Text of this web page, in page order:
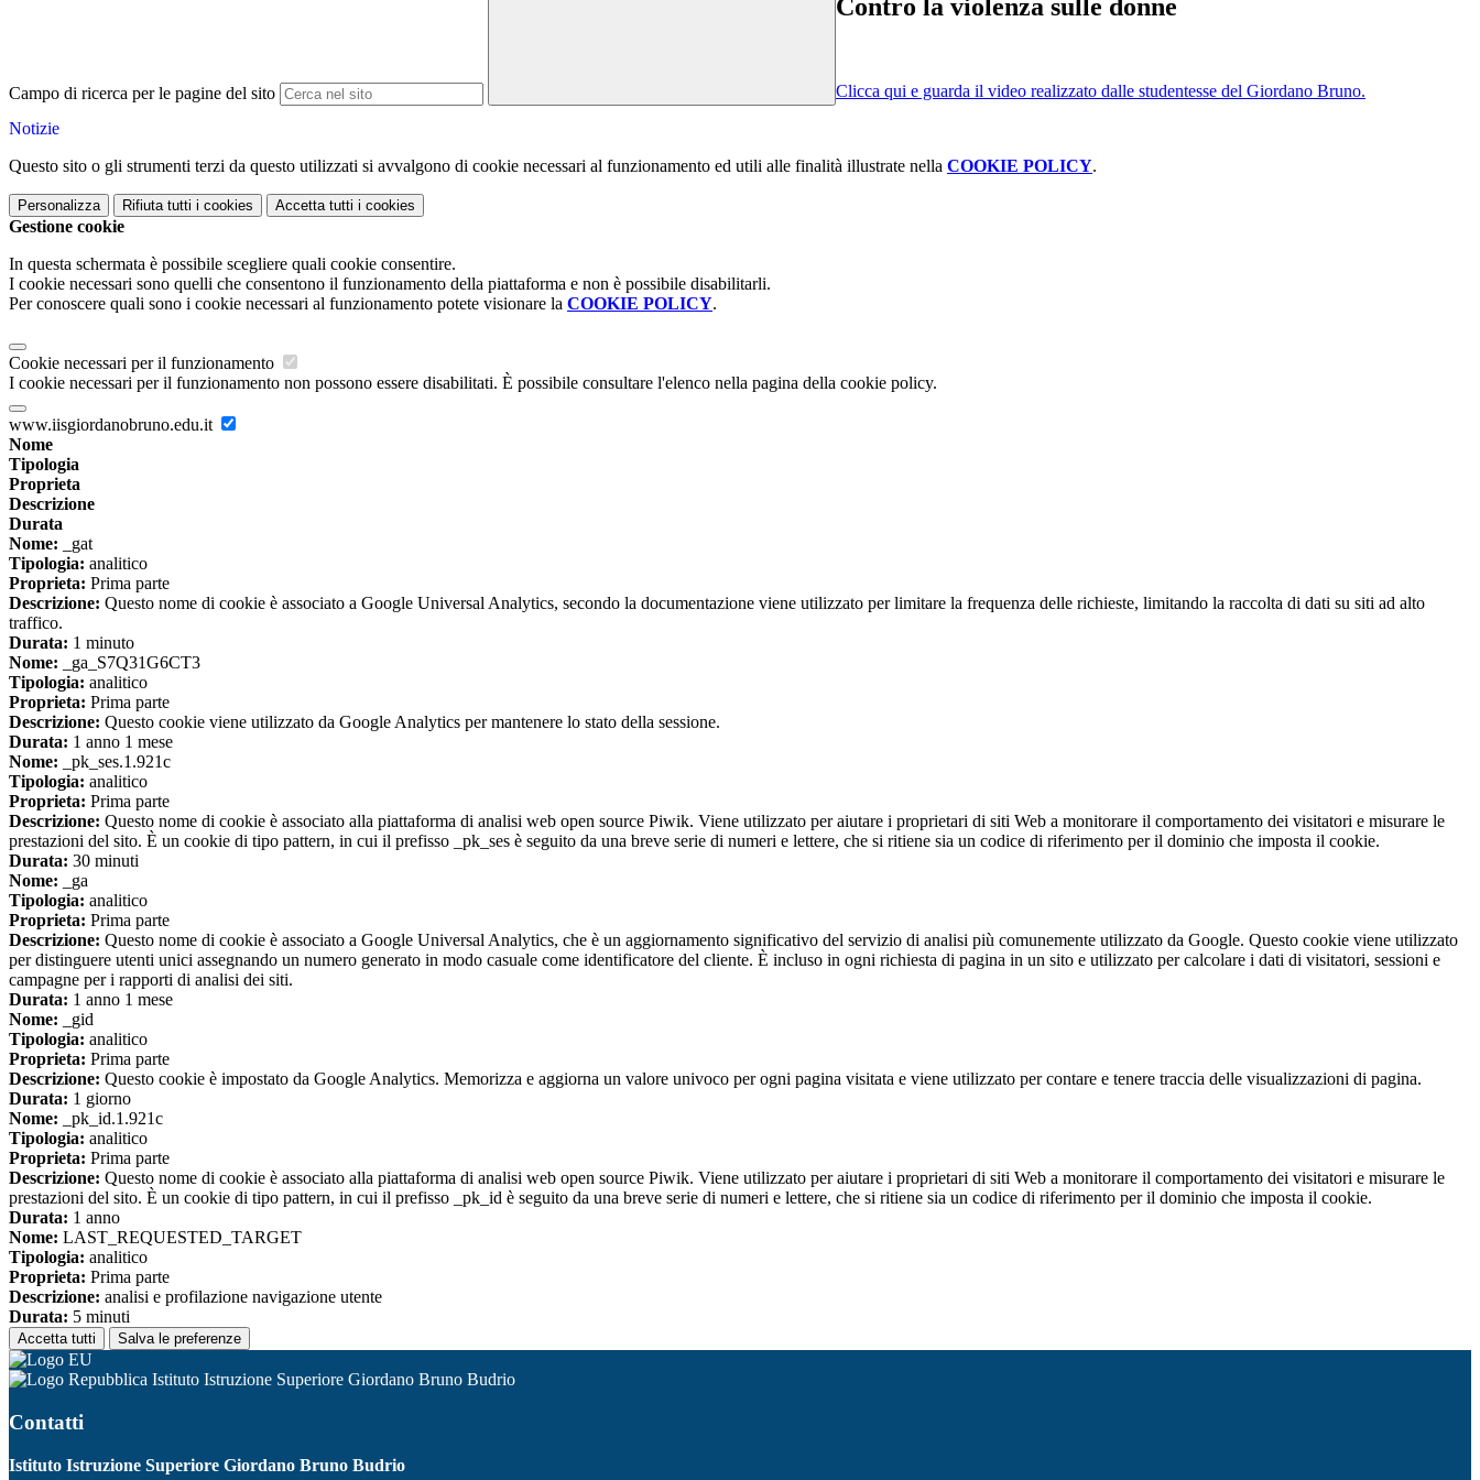
Campo di ricerca per le pagine del sito
Contro la violenza sulle donne
Clicca qui e guarda il video realizzato dalle studentesse del Giordano Bruno.
Notizie
Questo sito o gli strumenti terzi da questo utilizzati si avvalgono di cookie necessari al funzionamento ed utili alle finalità illustrate nella COOKIE POLICY.
Personalizza Rifiuta tutti i cookies Accetta tutti i cookies
Gestione cookie
In questa schermata è possibile scegliere quali cookie consentire.
I cookie necessari sono quelli che consentono il funzionamento della piattaforma e non è possibile disabilitarli.
Per conoscere quali sono i cookie necessari al funzionamento potete visionare la COOKIE POLICY.
Cookie necessari per il funzionamento
I cookie necessari per il funzionamento non possono essere disabilitati. È possibile consultare l'elenco nella pagina della cookie policy.
www.iisgiordanobruno.edu.it
Nome
Tipologia
Proprieta
Descrizione
Durata
Nome: _gat
Tipologia: analitico
Proprieta: Prima parte
Descrizione: Questo nome di cookie è associato a Google Universal Analytics, secondo la documentazione viene utilizzato per limitare la frequenza delle richieste, limitando la raccolta di dati su siti ad alto
traffico.
Durata: 1 minuto
Nome: _ga_S7Q31G6CT3
Tipologia: analitico
Proprieta: Prima parte
Descrizione: Questo cookie viene utilizzato da Google Analytics per mantenere lo stato della sessione.
Durata: 1 anno 1 mese
Nome: _pk_ses.1.921c
Tipologia: analitico
Proprieta: Prima parte
Descrizione: Questo nome di cookie è associato alla piattaforma di analisi web open source Piwik. Viene utilizzato per aiutare i proprietari di siti Web a monitorare il comportamento dei visitatori e misurare le
prestazioni del sito. È un cookie di tipo pattern, in cui il prefisso _pk_ses è seguito da una breve serie di numeri e lettere, che si ritiene sia un codice di riferimento per il dominio che imposta il cookie.
Durata: 30 minuti
Nome: _ga
Tipologia: analitico
Proprieta: Prima parte
Descrizione: Questo nome di cookie è associato a Google Universal Analytics, che è un aggiornamento significativo del servizio di analisi più comunemente utilizzato da Google. Questo cookie viene utilizzato
per distinguere utenti unici assegnando un numero generato in modo casuale come identificatore del cliente. È incluso in ogni richiesta di pagina in un sito e utilizzato per calcolare i dati di visitatori, sessioni e
campagne per i rapporti di analisi dei siti.
Durata: 1 anno 1 mese
Nome: _gid
Tipologia: analitico
Proprieta: Prima parte
Descrizione: Questo cookie è impostato da Google Analytics. Memorizza e aggiorna un valore univoco per ogni pagina visitata e viene utilizzato per contare e tenere traccia delle visualizzazioni di pagina.
Durata: 1 giorno
Nome: _pk_id.1.921c
Tipologia: analitico
Proprieta: Prima parte
Descrizione: Questo nome di cookie è associato alla piattaforma di analisi web open source Piwik. Viene utilizzato per aiutare i proprietari di siti Web a monitorare il comportamento dei visitatori e misurare le
prestazioni del sito. È un cookie di tipo pattern, in cui il prefisso _pk_id è seguito da una breve serie di numeri e lettere, che si ritiene sia un codice di riferimento per il dominio che imposta il cookie.
Durata: 1 anno
Nome: LAST_REQUESTED_TARGET
Tipologia: analitico
Proprieta: Prima parte
Descrizione: analisi e profilazione navigazione utente
Durata: 5 minuti
Accetta tutti Salva le preferenze
Istituto Istruzione Superiore Giordano Bruno Budrio
Contatti
Istituto Istruzione Superiore Giordano Bruno Budrio